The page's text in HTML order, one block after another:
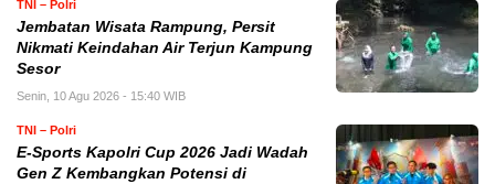
TNI – Polri
Jembatan Wisata Rampung, Persit
Nikmati Keindahan Air Terjun Kampung
Sesor
Senin, 10 Agu 2026 - 15:40 WIB
TNI – Polri
E-Sports Kapolri Cup 2026 Jadi Wadah
Gen Z Kembangkan Potensi di